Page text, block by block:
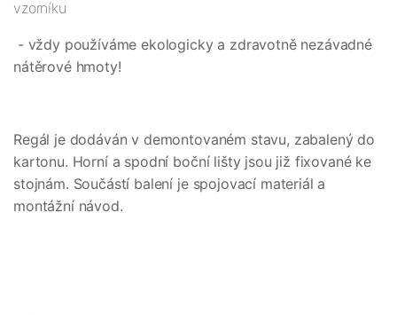
vzorníku
- vždy používáme ekologicky a zdravotně nezávadné
nátěrové hmoty!
Regál je dodáván v demontovaném stavu, zabalený do
kartonu. Horní a spodní boční lišty jsou již fixované ke
stojnám. Součástí balení je spojovací materiál a
montážní návod.